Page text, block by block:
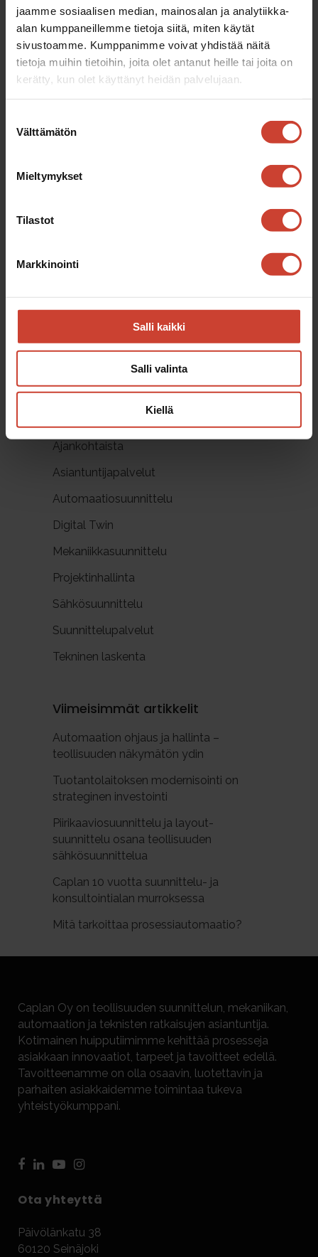
jaamme sosiaalisen median, mainosalan ja analytiikka-
alan kumppaneillemme tietoja siitä, miten käytät
sivustoamme. Kumppanimme voivat yhdistää näitä
tietoja muihin tietoihin, joita olet antanut heille tai joita on
kerätty, kun olet käyttänyt heidän palvelujaan.
valinta
Välttämätön
Mieltymykset
Tilastot
Markkinointi
Salli kaikki
Salli valinta
Kiellä
käytäntöihin ja varmista aikataulujen
sekä resurssien pitävyys....
YMPÄRISTÖÄ
rahaa ja parantaa työturvallisuutta
teollisuudessa....
Ajankohtaista
Asiantuntijapalvelut
Automaatiosuunnittelu
Digital Twin
Mekaniikkasuunnittelu
Projektinhallinta
Sähkösuunnittelu
Suunnittelupalvelut
Tekninen laskenta
Viimeisimmät artikkelit
Automaation ohjaus ja hallinta –
teollisuuden näkymätön ydin
Tuotantolaitoksen modernisointi on
strateginen investointi
Piirikaaviosuunnittelu ja layout-
suunnittelu osana teollisuuden
sähkösuunnittelua
Caplan 10 vuotta suunnittelu- ja
konsultointialan murroksessa
Mitä tarkoittaa prosessiautomaatio?
Caplan Oy on teollisuuden suunnittelun, mekaniikan,
automaation ja teknisten ratkaisujen asiantuntija.
Kotimainen huipputiimimme kehittää prosesseja
asiakkaan innovaatiot, tarpeet ja tavoitteet edellä.
Tavoitteenamme on olla osaavin, luotettavin ja
parhaiten asiakkaidemme toimintaa tukeva
yhteistyökumppani.
Ota yhteyttä
Päivölänkatu 38
60120 Seinäjoki